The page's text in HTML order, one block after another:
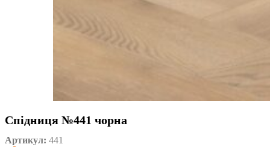
Спідниця №441 чорна
Артикул: 441